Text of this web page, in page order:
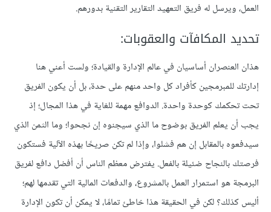
العمل، ويرسل له فريق التعهيد التقارير التقنية بدورهم.
تحديد المكافآت والعقوبات:
هذان العنصران أساسيان في عالم الإدارة والقيادة؛ ولست أعني هنا
إدارتك للمبرمجين كأفراد كل واحد منهم على حدة، بل أن يكون الفريق
تحت تحكمك كوحدة واحدة. الدوافع مهمة للغاية في هذا المجال؛ إذ
يجب أن يعلم الفريق بوضوح ما الذي سيجنوه إن نجحوا؛ وما الثمن الذي
سيدفعوه بالمقابل إن هم فشلوا، وإذا لم تكن صريحًا بهذه الآلية فستكون
فرصتك بالنجاح ضئيلة بالفعل. يفترض معظم الناس أن أفضل دافع لفريق
البرمجة هو استمرار العمل بالمشروع، والدفعات المالية التي تقدمها لهم؛
أليس كذلك؟ لكن في الحقيقة هذا خاطئ تمامًا، لا يمكن أن تكون الإدارة